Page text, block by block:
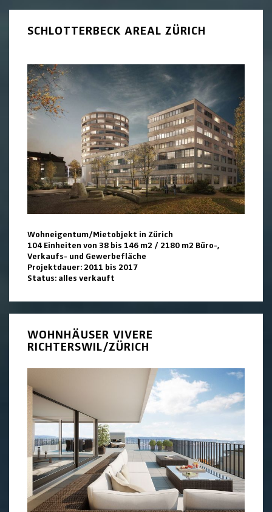
SCHLOTTERBECK AREAL ZÜRICH
Wohneigentum/Mietobjekt in Zürich
104 Einheiten von 38 bis 146 m2 / 2180 m2 Büro-,
Verkaufs- und Gewerbefläche
Projektdauer: 2011 bis 2017
Status: alles verkauft
WOHNHÄUSER VIVERE
RICHTERSWIL/ZÜRICH